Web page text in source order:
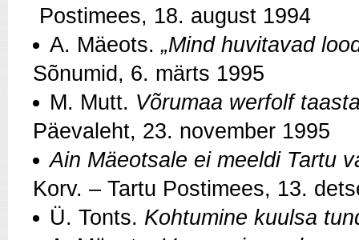
Postimees, 18. august 1994
A. Mäeots. „Mind huvitavad
Sõnumid, 6. märts 1995
M. Mutt. Võrumaa werfolf
Päevaleht, 23. november 1995
Ain Mäeotsale ei meeldi Tartu
Korv. – Tartu Postimees, 13.
Ü. Tonts. Kohtumine kuulsa